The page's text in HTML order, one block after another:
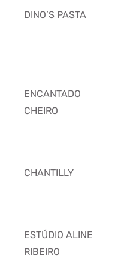
DINO’S PASTA
ENCANTADO
CHEIRO
CHANTILLY
ESTÚDIO ALINE
RIBEIRO